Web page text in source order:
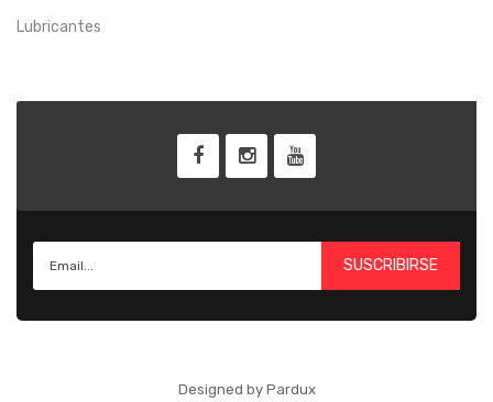
Lubricantes
SUSCRIBIRSE
Designed by Pardux